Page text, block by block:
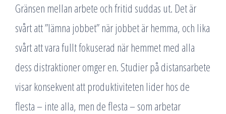
Gränsen mellan arbete och fritid suddas ut. Det är
svårt att ”lämna jobbet” när jobbet är hemma, och lika
svårt att vara fullt fokuserad när hemmet med alla
dess distraktioner omger en. Studier på distansarbete
visar konsekvent att produktiviteten lider hos de
flesta – inte alla, men de flesta – som arbetar